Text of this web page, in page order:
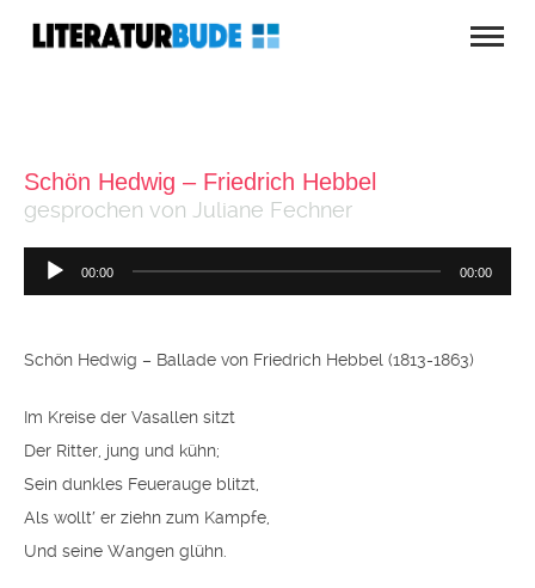
Schön Hedwig – Friedrich Hebbel
gesprochen von Juliane Fechner
Audio-
Player
00:00 00:00
Schön Hedwig – Ballade von Friedrich Hebbel (1813-1863)
Im Kreise der Vasallen sitzt
Der Ritter, jung und kühn;
Sein dunkles Feuerauge blitzt,
Als wollt′ er ziehn zum Kampfe,
Und seine Wangen glühn.